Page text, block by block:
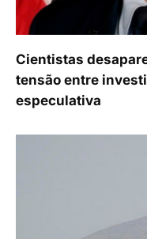
Cientistas
tensão entre
especulativa